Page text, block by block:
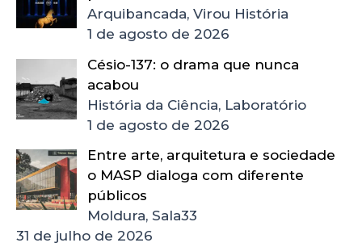
Arquibancada, Virou História
1 de agosto de 2026
Césio-137: o drama que nunca
acabou
História da Ciência, Laboratório
1 de agosto de 2026
Entre arte, arquitetura e sociedade
o MASP dialoga com diferente
públicos
Moldura, Sala33
31 de julho de 2026